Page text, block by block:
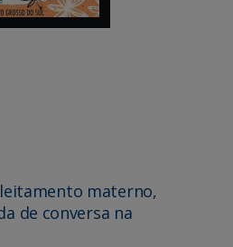
materno,
de conversa na